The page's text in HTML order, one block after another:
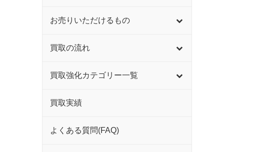
お売りいただけるもの
買取の流れ
買取強化カテゴリー一覧
買取実績
よくある質問(FAQ)